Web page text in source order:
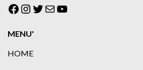
Facebook
Instagram
Twitter
EmailYouTube
MENU'
HOME